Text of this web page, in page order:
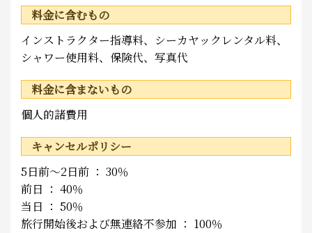
料金に含むもの
インストラクター指導料、シーカヤックレンタル料、
シャワー使用料、保険代、写真代
料金に含まないもの
個人的諸費用
キャンセルポリシー
5日前～2日前 ： 30％
前日 ： 40％
当日 ： 50％
旅行開始後および無連絡不参加 ： 100％